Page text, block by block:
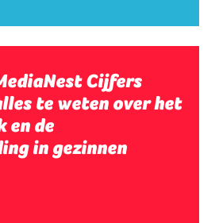
Cijfers
te weten over het
en de
in gezinnen